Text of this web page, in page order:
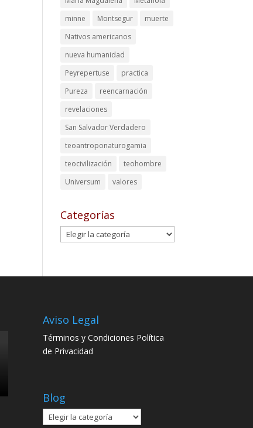
minne
Montsegur
muerte
Nativos americanos
nueva humanidad
Peyrepertuse
practica
Pureza
reencarnación
revelaciones
San Salvador Verdadero
teoantroponaturogamia
teocivilización
teohombre
Universum
valores
Categorías
Categorías
Aviso Legal
Términos y Condiciones Política
de Privacidad
Blog
Blog